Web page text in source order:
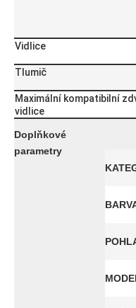
Vidlice
Tlumič
Maximální kompatibilní
vidlice
Doplňkové
parametry